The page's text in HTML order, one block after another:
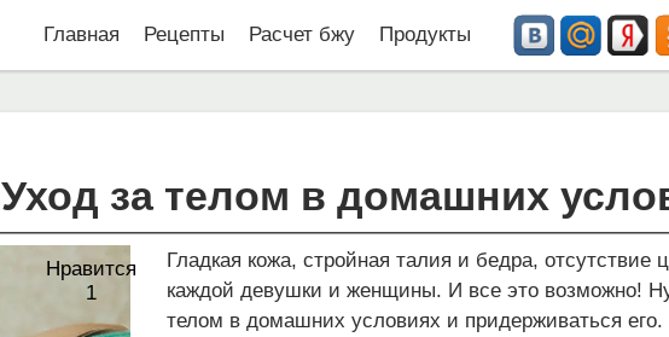
Главная Рецепты Расчет бжу Продукты
Уход за телом в домашних
Нравится
1
Гладкая кожа, стройная талия и бедра,
каждой девушки и женщины. И все это возможно!
телом в домашних условиях и придерживаться